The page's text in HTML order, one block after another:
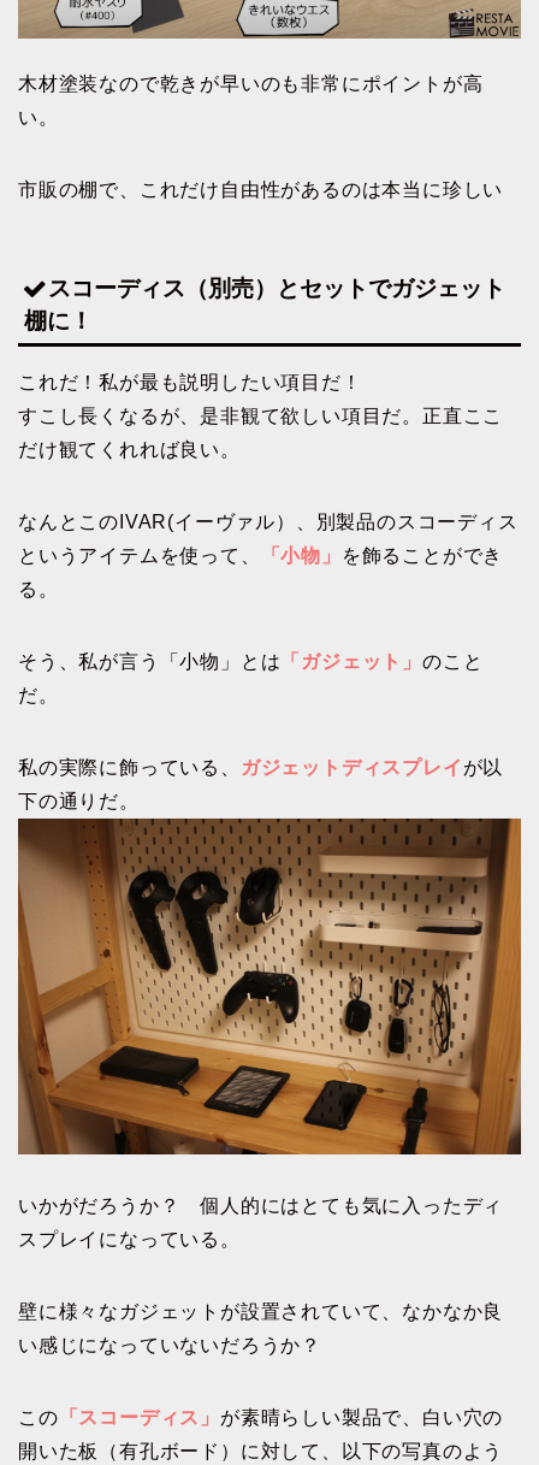
木材塗装なので乾きが早いのも非常にポイントが高
い。
市販の棚で、これだけ自由性があるのは本当に珍しい
スコーディス（別売）とセットでガジェット
棚に！
これだ！私が最も説明したい項目だ！
すこし長くなるが、是非観て欲しい項目だ。正直ここ
だけ観てくれれば良い。
なんとこのIVAR(イーヴァル）、別製品のスコーディス
というアイテムを使って、
「小物」
を飾ることができ
る。
そう、私が言う「小物」とは 「ガジェット」のこと
だ。
私の実際に飾っている、 ガジェットディスプレイ が以
下の通りだ。
いかがだろうか？ 個人的にはとても気に入ったディ
スプレイになっている。
壁に様々なガジェットが設置されていて、なかなか良
い感じになっていないだろうか？
この 「スコーディス」 が素晴らしい製品で、白い穴の
開いた板（有孔ボード）に対して、以下の写真のよう